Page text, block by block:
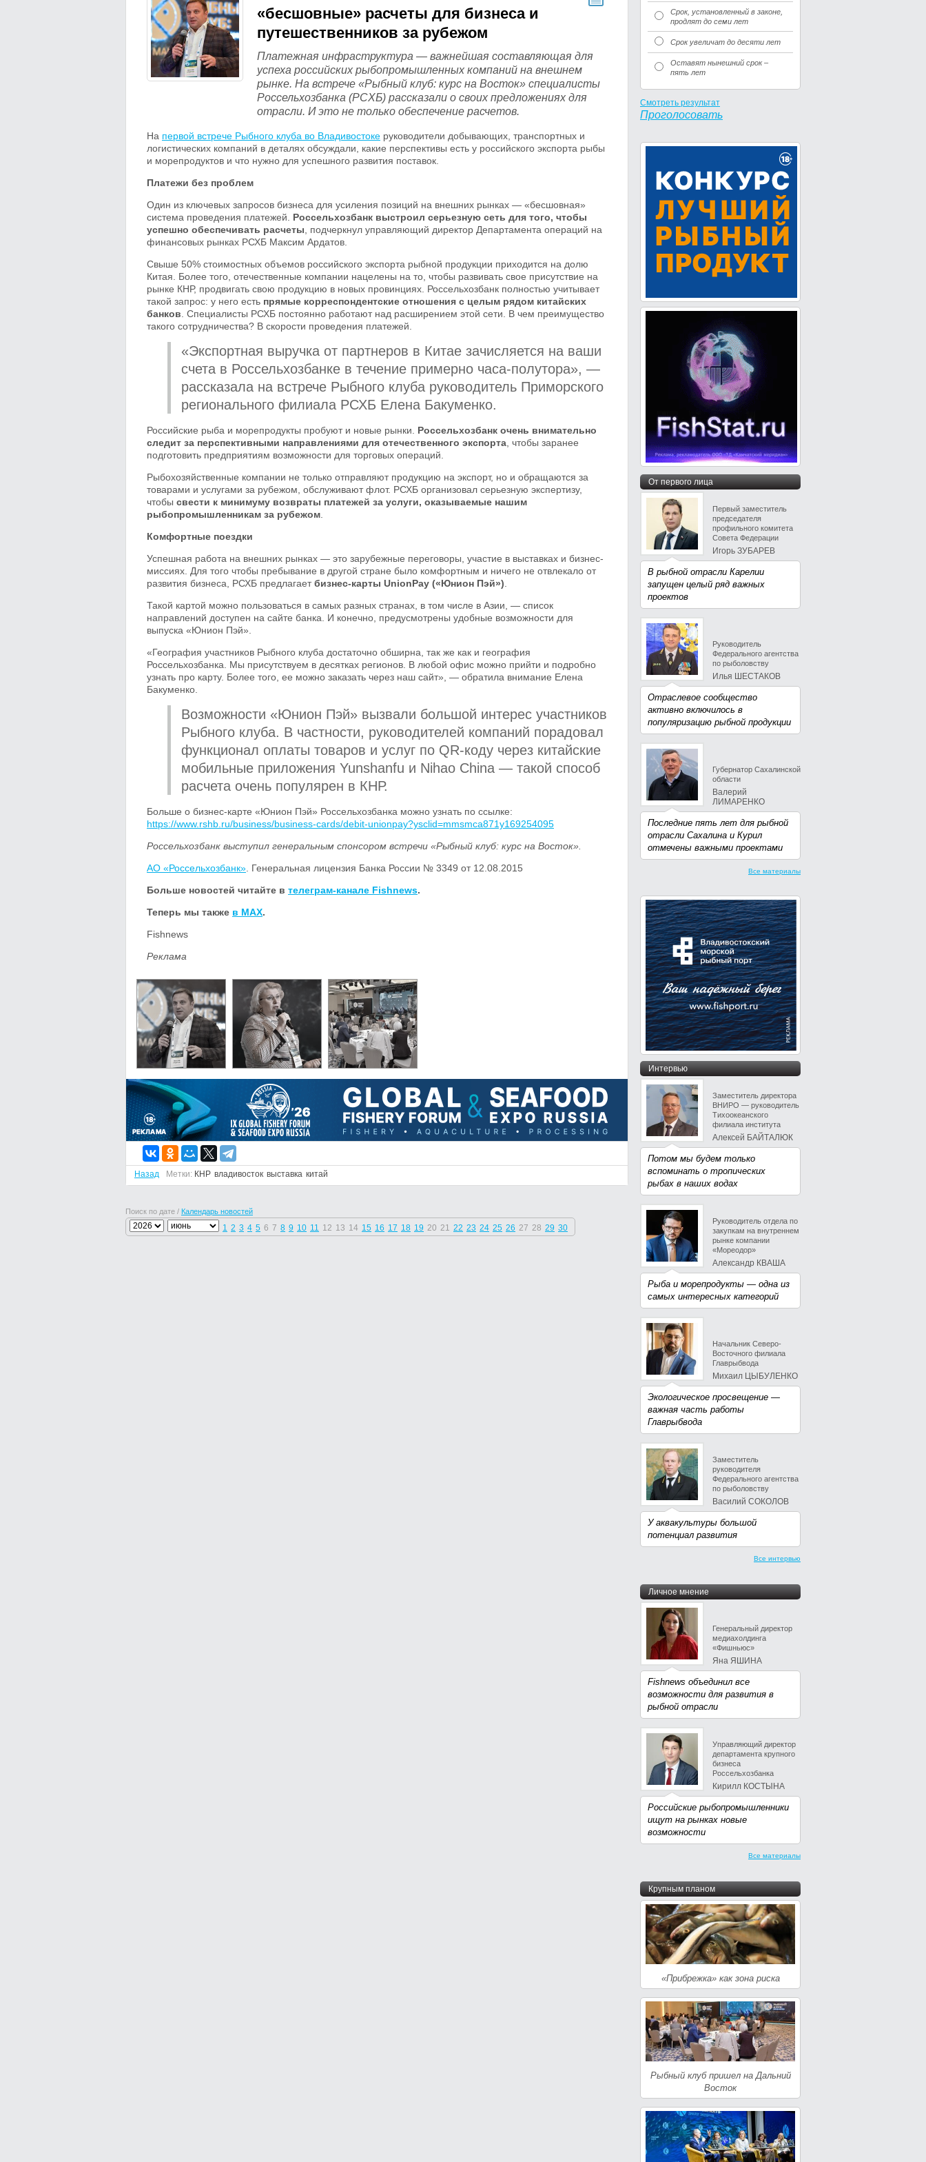
«бесшовные» расчеты для бизнеса и
путешественников за рубежом
Платежная инфраструктура — важнейшая составляющая для
успеха российских рыбопромышленных компаний на внешнем
рынке. На встрече «Рыбный клуб: курс на Восток» специалисты
Россельхозбанка (РСХБ) рассказали о своих предложениях для
отрасли. И это не только обеспечение расчетов.
На первой встрече Рыбного клуба во Владивостоке руководители добывающих, транспортных и
логистических компаний в деталях обсуждали, какие перспективы есть у российского экспорта рыбы
и морепродуктов и что нужно для успешного развития поставок.
Платежи без проблем
Один из ключевых запросов бизнеса для усиления позиций на внешних рынках — «бесшовная»
система проведения платежей. Россельхозбанк выстроил серьезную сеть для того, чтобы
успешно обеспечивать расчеты , подчеркнул управляющий директор Департамента операций на
финансовых рынках РСХБ Максим Ардатов.
Свыше 50% стоимостных объемов российского экспорта рыбной продукции приходится на долю
Китая. Более того, отечественные компании нацелены на то, чтобы развивать свое присутствие на
рынке КНР, продвигать свою продукцию в новых провинциях. Россельхозбанк полностью учитывает
такой запрос: у него есть прямые корреспондентские отношения с целым рядом китайских
банков . Специалисты РСХБ постоянно работают над расширением этой сети. В чем преимущество
такого сотрудничества? В скорости проведения платежей.
«Экспортная выручка от партнеров в Китае зачисляется на ваши
счета в Россельхозбанке в течение примерно часа-полутора», —
рассказала на встрече Рыбного клуба руководитель Приморского
регионального филиала РСХБ Елена Бакуменко.
Российские рыба и морепродукты пробуют и новые рынки. Россельхозбанк очень внимательно
следит за перспективными направлениями для отечественного экспорта , чтобы заранее
подготовить предприятиям возможности для торговых операций.
Рыбохозяйственные компании не только отправляют продукцию на экспорт, но и обращаются за
товарами и услугами за рубежом, обслуживают флот. РСХБ организовал серьезную экспертизу,
чтобы свести к минимуму возвраты платежей за услуги, оказываемые нашим
рыбопромышленникам за рубежом
Комфортные поездки
Успешная работа на внешних рынках — это зарубежные переговоры, участие в выставках и бизнес-
миссиях. Для того чтобы пребывание в другой стране было комфортным и ничего не отвлекало от
развития бизнеса, РСХБ предлагаетбизнес-карты UnionPay («Юнион Пэй»)
Такой картой можно пользоваться в самых разных странах, в том числе в Азии, — список
направлений доступен на сайте банка. И конечно, предусмотрены удобные возможности для
выпуска «Юнион Пэй».
«География участников Рыбного клуба достаточно обширна, так же как и география
Россельхозбанка. Мы присутствуем в десятках регионов. В любой офис можно прийти и подробно
узнать про карту. Более того, ее можно заказать через наш сайт», — обратила внимание Елена
Бакуменко.
Возможности «Юнион Пэй» вызвали большой интерес участников
Рыбного клуба. В частности, руководителей компаний порадовал
функционал оплаты товаров и услуг по QR-коду через китайские
мобильные приложения Yunshanfu и Nihao China — такой способ
расчета очень популярен в КНР.
Больше о бизнес-карте «Юнион Пэй» Россельхозбанка можно узнать по ссылке:
https://www.rshb.ru/business/business-cards/debit-unionpay?ysclid=mmsmca871y169254095
Россельхозбанк выступил генеральным спонсором встречи «Рыбный клуб: курс на Восток».
АО «Россельхозбанк» . Генеральная лицензия Банка России № 3349 от 12.08.2015
Больше новостей читайте в телеграм-канале Fishnews.
Теперь мы также в MAX.
Fishnews
Реклама
Назад Метки: КНР владивосток выставка китай
Поиск по дате / Календарь новостей
1 2 3 4 5 6 7 8 9 10 11 12 13 14 15 16 17 18 19 20 21 22 23 24 25 26 27 28 29 30
Срок, установленный в законе,
продлят до семи лет
Срок увеличат до десяти лет
Оставят нынешний срок –
пять лет
Смотреть результат
Проголосовать
От первого лица
Первый заместитель
председателя
профильного комитета
Совета Федерации
Игорь ЗУБАРЕВ
В рыбной отрасли Карелии
запущен целый ряд важных
проектов
Руководитель
Федерального агентства
по рыболовству
Илья ШЕСТАКОВ
Отраслевое сообщество
активно включилось в
популяризацию рыбной продукции
Губернатор Сахалинской
области
Валерий
ЛИМАРЕНКО
Последние пять лет для рыбной
отрасли Сахалина и Курил
отмечены важными проектами
Все материалы
Интервью
Заместитель директора
ВНИРО — руководитель
Тихоокеанского
филиала института
Алексей БАЙТАЛЮК
Потом мы будем только
вспоминать о тропических
рыбах в наших водах
Руководитель отдела по
закупкам на внутреннем
рынке компании
«Мореодор»
Александр КВАША
Рыба и морепродукты — одна из
самых интересных категорий
Начальник Северо-
Восточного филиала
Главрыбвода
Михаил ЦЫБУЛЕНКО
Экологическое просвещение —
важная часть работы
Главрыбвода
Заместитель
руководителя
Федерального агентства
по рыболовству
Василий СОКОЛОВ
У аквакультуры большой
потенциал развития
Все интервью
Личное мнение
Генеральный директор
медиахолдинга
«Фишньюс»
Яна ЯШИНА
Fishnews объединил все
возможности для развития в
рыбной отрасли
Управляющий директор
департамента крупного
бизнеса
Россельхозбанка
Кирилл КОСТЫНА
Российские рыбопромышленники
ищут на рынках новые
возможности
Все материалы
Крупным планом
«Прибрежка» как зона риска
Рыбный клуб пришел на Дальний
Восток